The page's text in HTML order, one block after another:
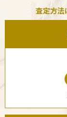
査定方法